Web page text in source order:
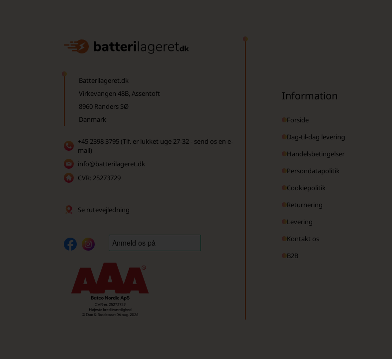
Batterilageret.dk
Virkevangen 48B, Assentoft
8960 Randers SØ
Danmark
+45 2398 3795 (Tlf. er lukket uge 27-32 - send os en e-
mail)
info@batterilageret.dk
CVR: 25273729
Se rutevejledning
Information
Forside
Dag-til-dag levering
Handelsbetingelser
Persondatapolitik
Cookiepolitik
Returnering
Levering
Kontakt os
B2B